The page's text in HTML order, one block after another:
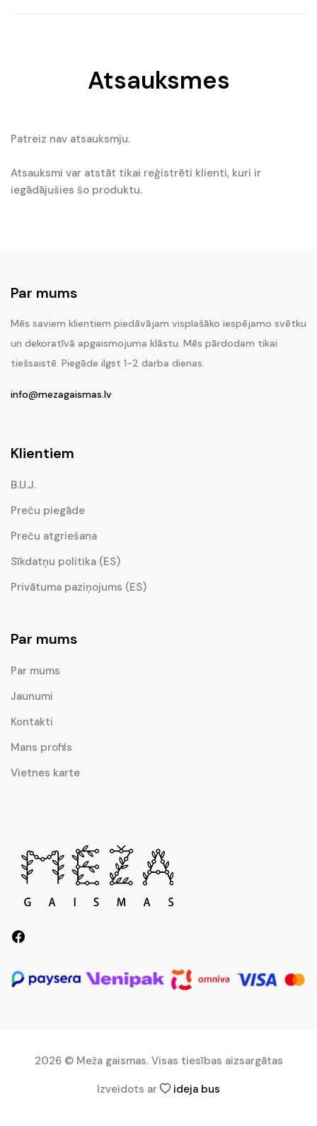
Atsauksmes
Patreiz nav atsauksmju.
Atsauksmi var atstāt tikai reģistrēti klienti, kuri ir
iegādājušies šo produktu.
Par mums
Mēs saviem klientiem piedāvājam visplašāko iespējamo svētku
un dekoratīvā apgaismojuma klāstu. Mēs pārdodam tikai
tiešsaistē. Piegāde ilgst 1-2 darba dienas.
info@mezagaismas.lv
Klientiem
B.U.J.
Preču piegāde
Preču atgriešana
Sīkdatņu politika (ES)
Privātuma paziņojums (ES)
Par mums
Par mums
Jaunumi
Kontakti
Mans profils
Vietnes karte
2026 © Meža gaismas. Visas tiesības aizsargātas
Izveidots ar
ideja bus